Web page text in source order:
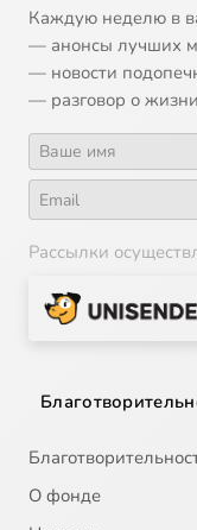
Каждую неделю в
— анонсы лучших
— новости
— разговор о
Рассылки
О фонде